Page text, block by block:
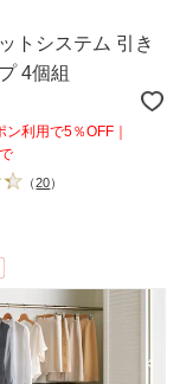
トシステム 引き
4個組
ン利用で5％OFF｜
（20）